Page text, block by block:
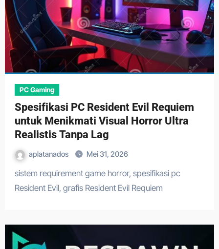
PC Gaming
Spesifikasi PC Resident Evil Requiem
untuk Menikmati Visual Horror Ultra
Realistis Tanpa Lag
aplatanados Mei 31, 2026
sistem requirement game horror, spesifikasi pc
Resident Evil, grafis Resident Evil Requiem